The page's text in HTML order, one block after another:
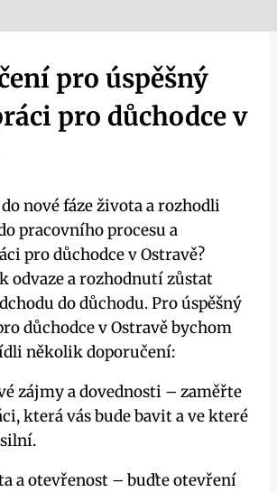
pro úspěšný
pro důchodce v
nové fáze života a rozhodli
pracovního procesu a
pro důchodce v Ostravě?
odvaze a rozhodnutí zůstat
do důchodu. Pro úspěšný
důchodce v Ostravě bychom
několik doporučení:
zájmy a dovednosti – zaměřte
která vás bude bavit a ve které
a otevřenost – buďte otevření